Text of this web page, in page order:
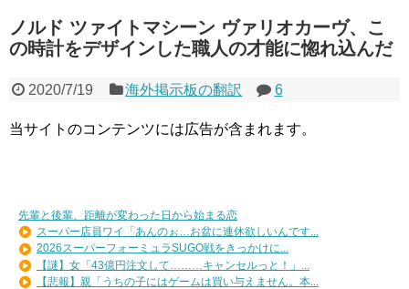
ノルド ツァイトマシーン ヴァリオカーヴ、こ
の時計をデザインした職人の才能に惚れ込んだ
2020/7/19 海外掲示板の翻訳 6
当サイトのコンテンツには広告が含まれます。
先輩と後輩、距離が変わった日から始まる恋
スーパー店員ワイ「あんのぉ…お盆に連休欲しいんです...
2026スーパーフォーミュラSUGO戦をきっかけに...
【謎】女「43億円注文して………キャンセルっと！」...
【悲報】親「うちの子にはゲームは買い与えません。本...